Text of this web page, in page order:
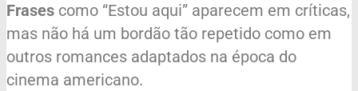
Frases como “Estou aqui” aparecem em críticas,
mas não há um bordão tão repetido como em
outros romances adaptados na época do
cinema americano.